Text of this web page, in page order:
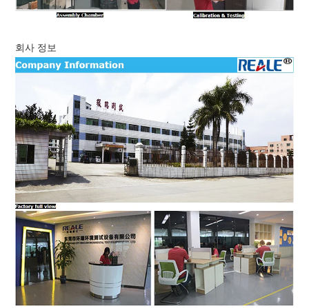
회사 정보